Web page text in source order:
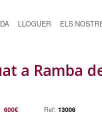
LLOGUER ELS
a Ramba
600€ Ref:13006